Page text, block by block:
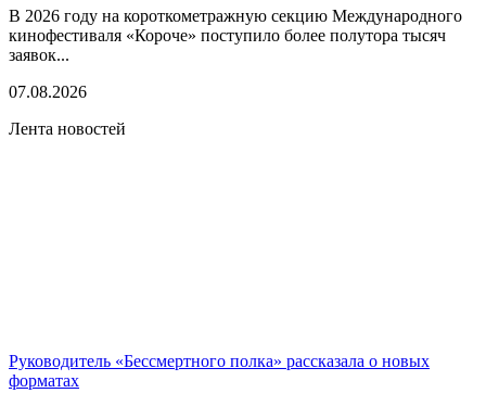
В 2026 году на короткометражную секцию Международного
кинофестиваля «Короче» поступило более полутора тысяч
заявок...
07.08.2026
Лента новостей
Руководитель «Бессмертного полка» рассказала о новых
форматах